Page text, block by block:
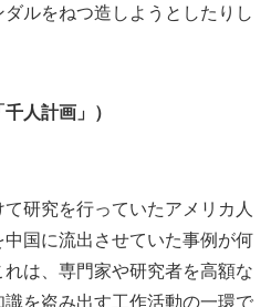
ルをねつ造しようとしたりし
人計画」）
研究を行っていたアメリカ人
国に流出させていた事例が何
は、専門家や研究者を高額な
を盗み出す工作活動の一環で